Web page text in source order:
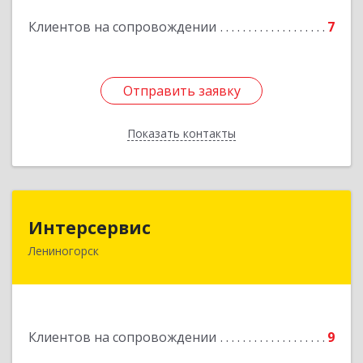
Клиентов на сопровождении 7
Отправить заявку
Показать контакты
Отправить заявку
Назад
Интерсервис
Лениногорск
Клиентов на сопровождении 9
423250, Татарстан Респ, Лениногорск г,